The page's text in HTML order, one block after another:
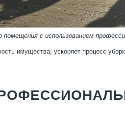
с использованием
имущества, ускоряет процесс